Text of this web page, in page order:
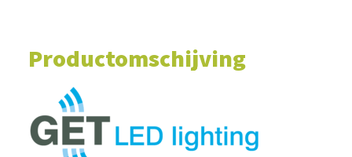
Productomschijving